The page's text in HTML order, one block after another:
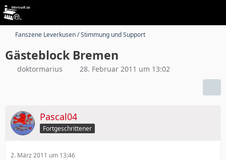
Fanszene Leverkusen / Stimmung und Support
Gästeblock Bremen
doktormarius 28. Februar 2011 um 13:02
Pascal04
Fortgeschrittener
2. März 2011 um 13:46